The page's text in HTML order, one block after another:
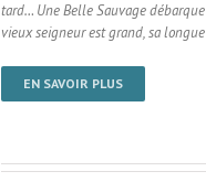
tard… Une Belle Sauvage
vieux seigneur est grand, sa
EN SAVOIR PLUS